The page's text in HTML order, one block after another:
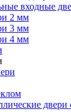
входные
2 мм
3 мм
4 мм
двери